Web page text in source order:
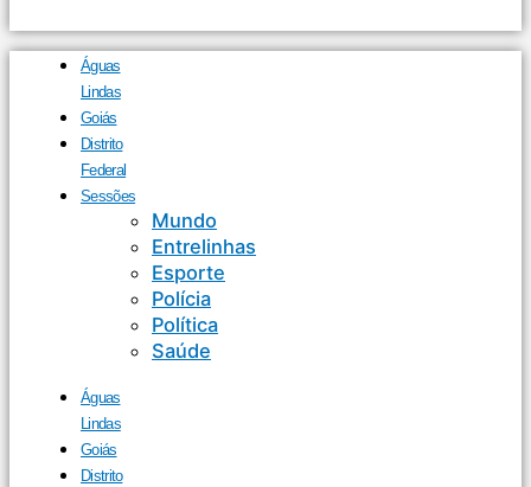
Águas
Lindas
Goiás
Distrito
Federal
Sessões
Mundo
Entrelinhas
Esporte
Polícia
Política
Saúde
Águas
Lindas
Goiás
Distrito